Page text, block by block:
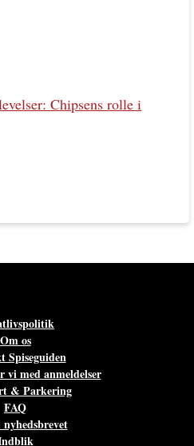
Chipsens rolle i
Om os
Spiseguiden
vi med anmeldelser
& Parkering
FAQ